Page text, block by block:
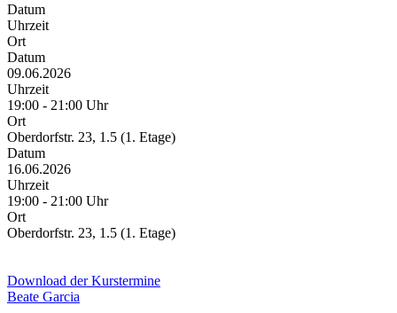
Datum
Uhrzeit
Ort
Datum
09.06.2026
Uhrzeit
19:00 - 21:00 Uhr
Ort
Oberdorfstr. 23, 1.5 (1. Etage)
Datum
16.06.2026
Uhrzeit
19:00 - 21:00 Uhr
Ort
Oberdorfstr. 23, 1.5 (1. Etage)
Download der Kurstermine
Beate Garcia